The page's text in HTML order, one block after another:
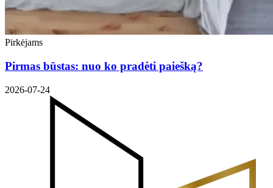
Pirkėjams
Pirmas būstas: nuo ko pradėti paiešką?
2026-07-24